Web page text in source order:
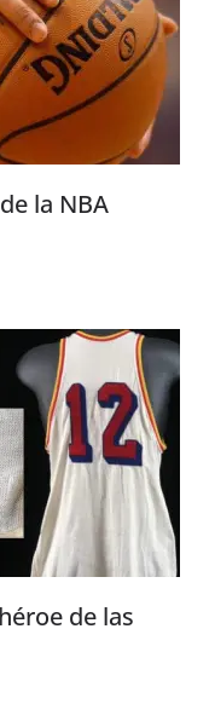
la NBA
de las